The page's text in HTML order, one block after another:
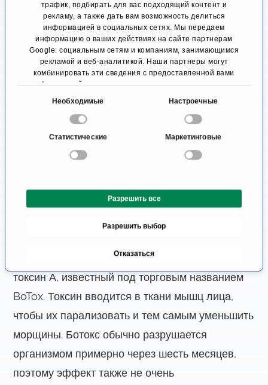
трафик, подбирать для вас подходящий контент и
рекламу, а также дать вам возможность делиться
информацией в социальных сетях. Мы передаем
информацию о ваших действиях на сайте партнерам
Google: социальным сетям и компаниям, занимающимся
рекламой и веб-аналитикой. Наши партнеры могут
комбинировать эти сведения с предоставленной вами
информацией, а также данными, которые они получили
я
Необходимые Настроечные
Статистические Маркетинговые
Разрешить все
Разрешить выбор
Отказаться
исследования показали, что обработанная
таким образом ткань явно отличается от
необработанной. Техника жидкого лифтинга не
дает такого длительного эффекта, как
хирургические процедуры, поскольку ткань
всего лишь заполняется жидкостью, а не
подтягивается операционным способом. С
другой стороны, этот метод может
которые не подходят для хирургического
лифтинга, таких как периоральная зона или
Также часто используется ботулинический
токсин А, известный под торговым названием
BoTox. Токсин вводится в ткани мышц лица,
чтобы их парализовать и тем самым уменьшить
морщины. Ботокс обычно разрушается
организмом примерно через шесть месяцев,
поэтому эффект также не очень